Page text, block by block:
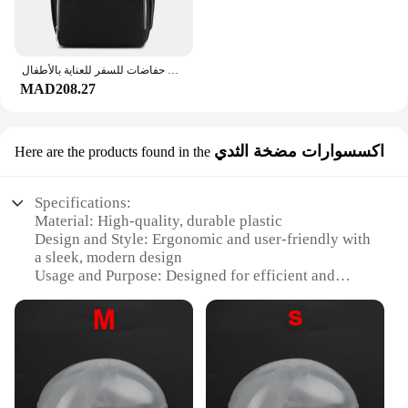
MAD208.27
Here are the products found in the اكسسوارات مضخة الثدي
Specifications:
Material: High-quality, durable plastic
Design and Style: Ergonomic and user-friendly with
a sleek, modern design
Usage and Purpose: Designed for efficient and
Performance and Property: Built with a powerful
motor for consistent suction
accessories for versatile use
Applicable People: Ideal for mothers and caregivers